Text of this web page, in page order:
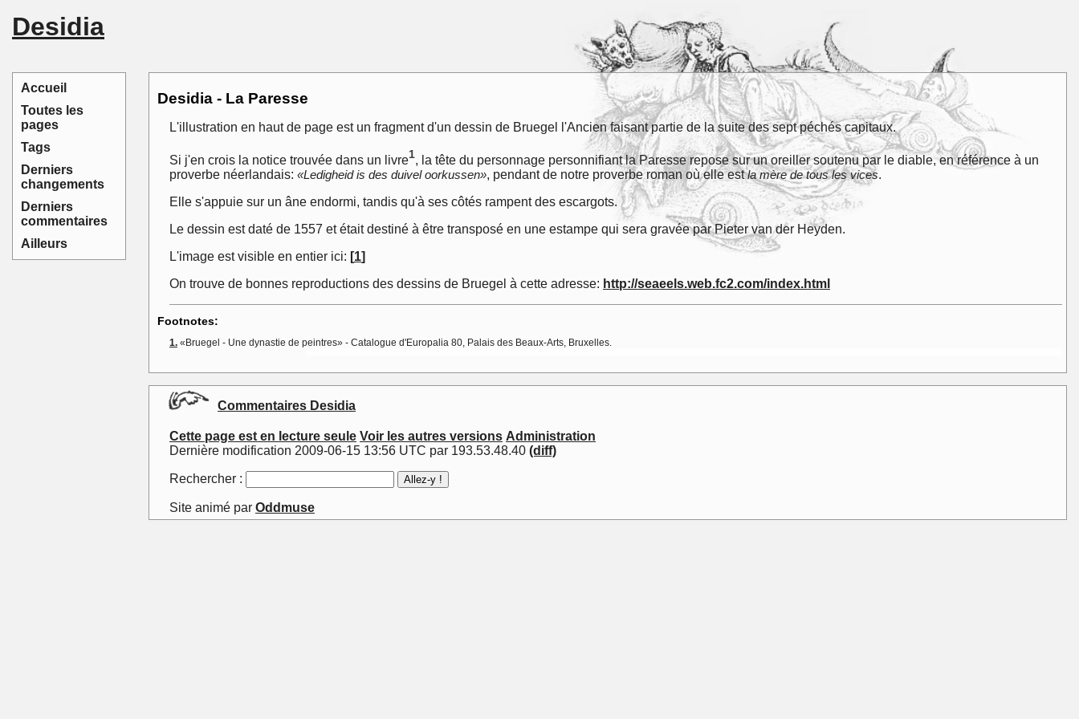
Accueil
Toutes les
pages
Tags
Derniers
changements
Derniers
commentaires
Ailleurs
Desidia
Desidia - La Paresse
L'illustration en haut de page est un fragment d'un dessin de Bruegel l'Ancien faisant partie de la suite des sept péchés capitaux.
Si j'en crois la notice trouvée dans un livre1, la tête du personnage personnifiant la Paresse repose sur un oreiller soutenu par le diable, en référence à un
proverbe néerlandais: «Ledigheid is des duivel oorkussen», pendant de notre proverbe roman où elle estla mère de tous les vices.
Elle s'appuie sur un âne endormi, tandis qu'à ses côtés rampent des escargots.
Le dessin est daté de 1557 et était destiné à être transposé en une estampe qui sera gravée par Pieter van der Heyden.
L'image est visible en entier ici: [1]
On trouve de bonnes reproductions des dessins de Bruegel à cette adresse: http://seaeels.web.fc2.com/index.html
Footnotes:
1. «Bruegel - Une dynastie de peintres» - Catalogue d'Europalia 80, Palais des Beaux-Arts, Bruxelles.
Commentaires Desidia
Cette page est en lecture seule Voir les autres versions Administration
Dernière modification 2009-06-15 13:56 UTC par 193.53.48.40 (diff)
Rechercher :
Site animé par Oddmuse